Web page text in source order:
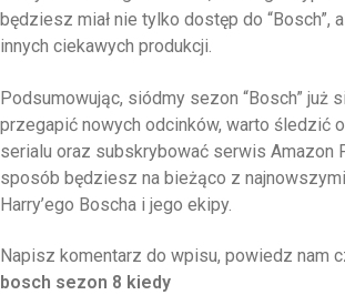
będziesz miał nie tylko dostęp do “Bosch”,
innych ciekawych produkcji.
Podsumowując, siódmy sezon “Bosch” już
przegapić nowych odcinków, warto śledzić
serialu oraz subskrybować serwis Amazon
sposób będziesz na bieżąco z
Harry’ego Boscha i jego ekipy.
Napisz komentarz do wpisu, powiedz nam
bosch sezon 8 kiedy